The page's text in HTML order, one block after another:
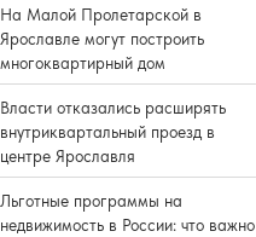
На Малой Пролетарской в
Ярославле могут построить
многоквартирный дом
Власти отказались расширять
внутриквартальный проезд в
центре Ярославля
Льготные программы на
недвижимость в России: что важно